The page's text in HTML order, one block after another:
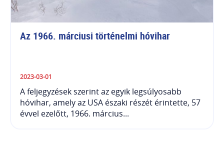
KÉPEK
Az 1966. márciusi történelmi hóvihar
2023-03-01
A feljegyzések szerint az egyik legsúlyosabb
hóvihar, amely az USA északi részét érintette, 57
évvel ezelőtt, 1966. március...